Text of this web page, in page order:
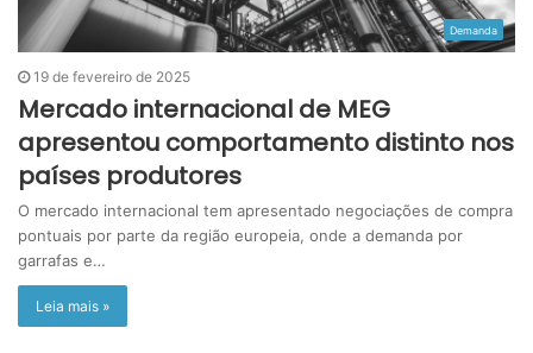
Demanda
19 de fevereiro de 2025
Mercado internacional de MEG
apresentou comportamento distinto nos
países produtores
O mercado internacional tem apresentado negociações de compra
pontuais por parte da região europeia, onde a demanda por
garrafas e…
Leia mais »